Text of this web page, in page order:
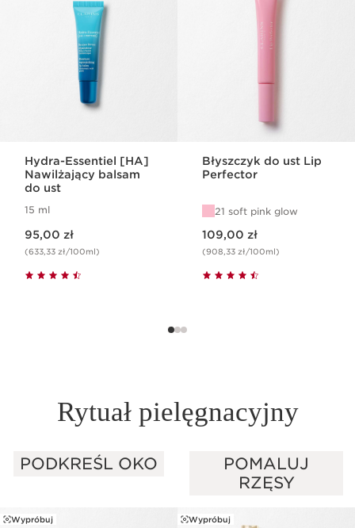
Hydra-Essentiel [HA]
Nawilżający balsam
do ust
15 ml
95,00 zł
(633,33 zł/100ml)
Błyszczyk do ust Lip
Perfector
21 soft pink glow
109,00 zł
(908,33 zł/100ml)
Rytuał pielęgnacyjny
PRZEJDŹ DO TREŚCI
PODKREŚL OKO
Wypróbuj
POMALUJ
RZĘSY
Wypróbuj